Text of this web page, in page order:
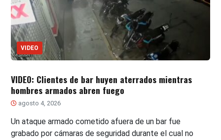
VIDEO
VIDEO: Clientes de bar huyen aterrados mientras
hombres armados abren fuego
agosto 4, 2026
Un ataque armado cometido afuera de un bar fue
grabado por cámaras de seguridad durante el cual no